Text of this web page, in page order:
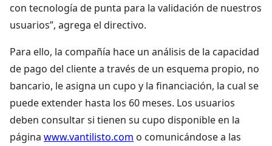
con tecnología de punta para la validación de nuestros
usuarios”, agrega el directivo.
Para ello, la compañía hace un análisis de la capacidad
de pago del cliente a través de un esquema propio, no
bancario, le asigna un cupo y la financiación, la cual se
puede extender hasta los 60 meses. Los usuarios
deben consultar si tienen su cupo disponible en la
página www.vantilisto.com o comunicándose a las